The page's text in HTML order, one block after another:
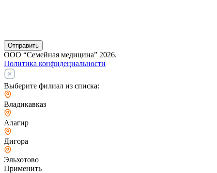
Отправить
ООО “Семейная медицина” 2026.
Политика конфидециальности
Выберите филиал из списка:
Владикавказ
Алагир
Дигора
Эльхотово
Применить